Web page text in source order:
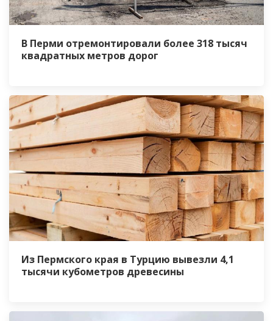
В Перми отремонтировали более 318 тысяч
квадратных метров дорог
Из Пермского края в Турцию вывезли 4,1
тысячи кубометров древесины